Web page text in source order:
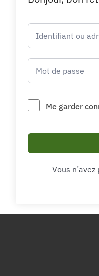
Me garder
Vous